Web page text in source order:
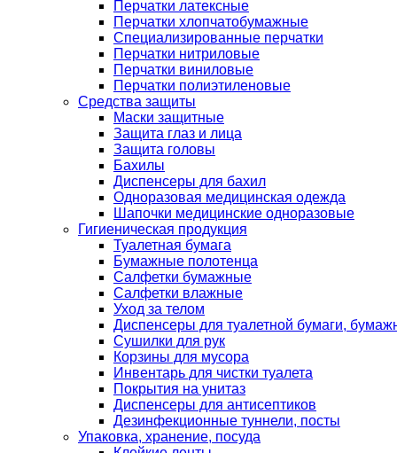
Перчатки латексные
Перчатки хлопчатобумажные
Специализированные перчатки
Перчатки нитриловые
Перчатки виниловые
Перчатки полиэтиленовые
Средства защиты
Маски защитные
Защита глаз и лица
Защита головы
Бахилы
Диспенсеры для бахил
Одноразовая медицинская одежда
Шапочки медицинские одноразовые
Гигиеническая продукция
Туалетная бумага
Бумажные полотенца
Салфетки бумажные
Салфетки влажные
Уход за телом
Диспенсеры для туалетной бумаги,
Сушилки для рук
Корзины для мусора
Инвентарь для чистки туалета
Покрытия на унитаз
Диспенсеры для антисептиков
Дезинфекционные туннели, посты
Упаковка, хранение, посуда